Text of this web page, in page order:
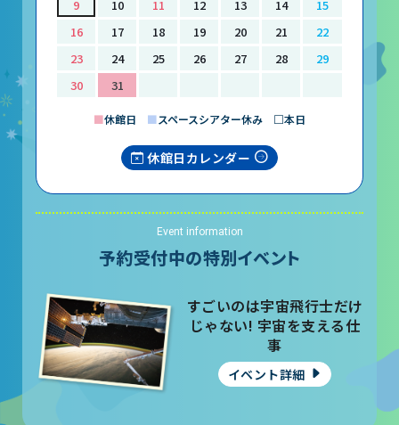
マルチメディアコーナー
常設展示室
大村智名誉館長
サイエンスショーブース
中庭テラス
多目的ホール
作品展
科学作品展
大村賞
科学館で働きたい方へ
9
10 11 12 13 14
15
16
17 18 19 20 21
22
23
24 25 26 27 28
29
30
31
■休館日 ■スペースシアター休み □本日
休館日カレンダー
Event information
予約受付中の特別イベント
すごいのは宇宙飛行士だけ
じゃない! 宇宙を支える仕
事
イベント詳細